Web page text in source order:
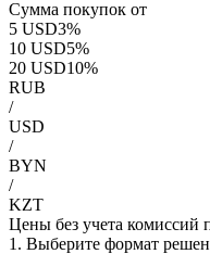
Сумма покупок от
5 USD3%
10 USD5%
20 USD10%
RUB
/
USD
/
BYN
/
KZT
Цены без учета комиссий
1. Выберите формат